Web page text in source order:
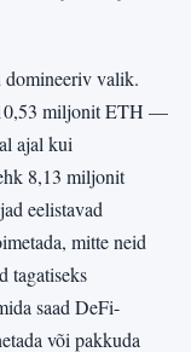
domineeriv valik.
miljonit ETH —
ajal kui
8,13 miljonit
eelistavad
mitte neid
tagatiseks
saad DeFi-
või pakkuda